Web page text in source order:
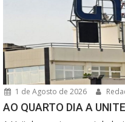
1 de Agosto de 2026
AO QUARTO DIA A